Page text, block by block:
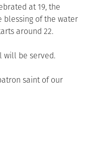
at 19, the
blessing of the water
around 22.
will be served.
saint of our